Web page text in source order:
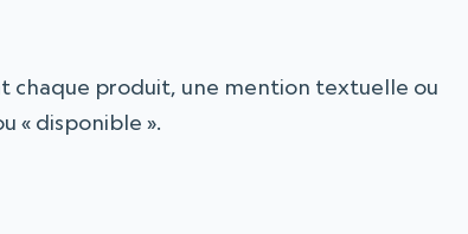
chaque produit, une mention textuelle ou
« disponible ».